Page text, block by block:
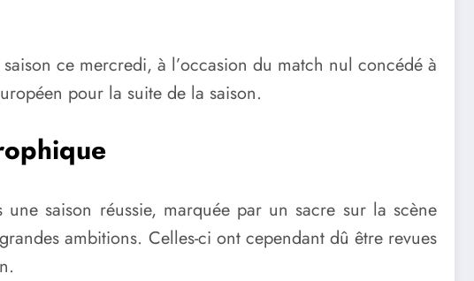
ce mercredi, à l’occasion du match nul concédé à
pour la suite de la saison.
saison réussie, marquée par un sacre sur la scène
ambitions. Celles-ci ont cependant dû être revues